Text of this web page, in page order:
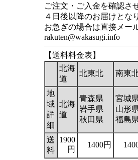
ご注文・ご入金を確認さ
４日後以降のお届けとな
お急ぎの場合は直接メー
rakuten@wakasugi.info
【送料料金表】
北海
道
北東北 南東
地
域
詳
細
北海
道
青森県
岩手県
秋田県
宮城
山形
福島
送
料
1900
円
1400円